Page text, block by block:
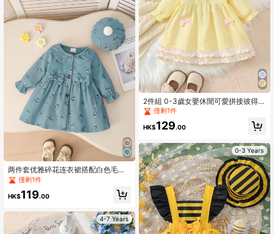
两件套优雅碎花连衣裙搭配白色毛绒
棒球帽，适合女婴，简约风格，春秋
季穿着。
僅剩1件
HK$119.00
4-7 Years
2件組 0-3歲女嬰休閒可愛拼接彼得潘
領半開襟華夫格紋蝴蝶結裝飾雙層荷
葉邊長袖洋裝與髮帶套裝，春秋款
僅剩1件
HK$129.00
0-3 Years